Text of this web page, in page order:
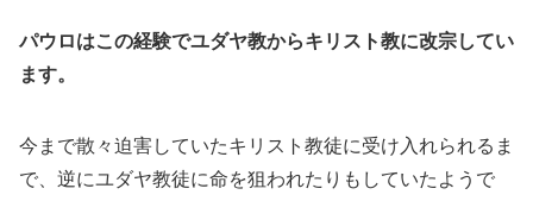
パウロはこの経験でユダヤ教からキリスト教に改宗してい
ます。
今まで散々迫害していたキリスト教徒に受け入れられるま
で、逆にユダヤ教徒に命を狙われたりもしていたようで